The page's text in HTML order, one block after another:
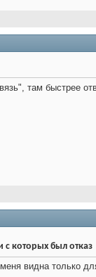
там быстрее
с которых был отказ
видна только